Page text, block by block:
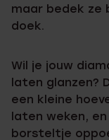
maar bedek ze
doek.
Wil je jouw
laten glanzen?
een kleine
laten weken,
borsteltje